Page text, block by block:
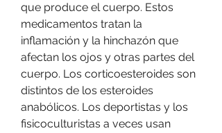
que produce el cuerpo. Estos
medicamentos tratan la
inflamación y la hinchazón que
afectan los ojos y otras partes del
cuerpo. Los corticoesteroides son
distintos de los esteroides
anabólicos. Los deportistas y los
fisicoculturistas a veces usan